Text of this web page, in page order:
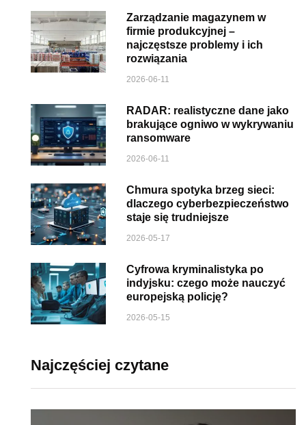
Zarządzanie magazynem w
firmie produkcyjnej –
najczęstsze problemy i ich
rozwiązania
2026-06-11
RADAR: realistyczne dane jako
brakujące ogniwo w wykrywaniu
ransomware
2026-06-11
Chmura spotyka brzeg sieci:
dlaczego cyberbezpieczeństwo
staje się trudniejsze
2026-05-17
Cyfrowa kryminalistyka po
indyjsku: czego może nauczyć
europejską policję?
2026-05-15
Najczęściej czytane